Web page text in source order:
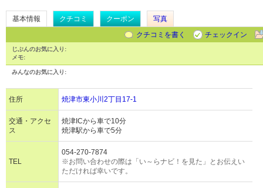
基本情報 クチコミ クーポン
写真
クチコミを書く
チェックイン
じぶんのお気に入り:
メモ:
みんなのお気に入り:
住所 焼津市東小川2丁目17-1
交通・アクセ
ス
焼津ICから車で10分
焼津駅から車で5分
TEL
054-270-7874
※お問い合わせの際は「い～らナビ！を見た」とお伝えい
ただければ幸いです。